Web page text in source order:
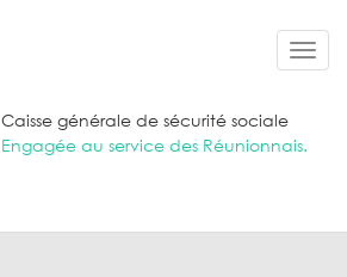
Caisse générale de sécurité sociale
Engagée au service des Réunionnais.